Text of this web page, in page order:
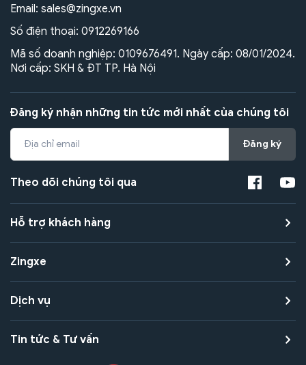
Email: sales@zingxe.vn
Số điện thoại: 0912269166
Mã số doanh nghiệp: 0109676491. Ngày cấp: 08/01/2024.
Nơi cấp: SKH & ĐT TP. Hà Nội
Đăng ký nhận những tin tức mới nhất của chúng tôi
Đăng ký
Theo dõi chúng tôi qua
Hỗ trợ khách hàng
Zingxe
Dịch vụ
Tin tức & Tư vấn